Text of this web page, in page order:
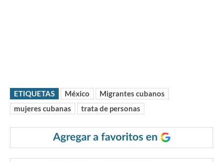
ETIQUETAS México
Migrantes cubanos
mujeres cubanas
trata de personas